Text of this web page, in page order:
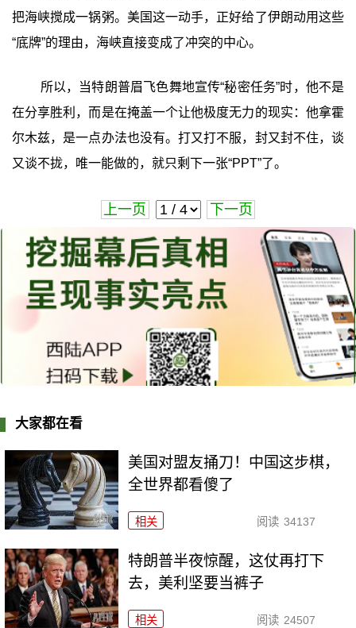
把海峡搅成一锅粥。美国这一动手，正好给了伊朗动用这些
“底牌”的理由，海峡直接变成了冲突的中心。
所以，当特朗普眉飞色舞地宣传“秘密任务”时，他不是
在分享胜利，而是在掩盖一个让他极度无力的现实：他拿霍
尔木兹，是一点办法也没有。打又打不服，封又封不住，谈
又谈不拢，唯一能做的，就只剩下一张“PPT”了。
上一页 下一页
大家都在看
美国对盟友捅刀！中国这步棋，
全世界都看傻了
相关 阅读 34137
特朗普半夜惊醒，这仗再打下
去，美利坚要当裤子
相关 阅读 24507